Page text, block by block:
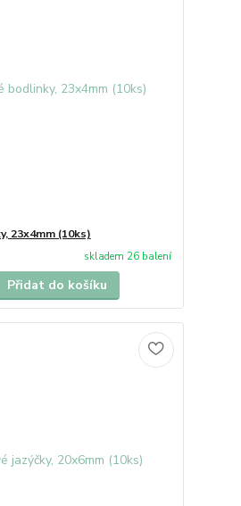
23x4mm (10ks)
skladem 26 balení
Přidat do košíku